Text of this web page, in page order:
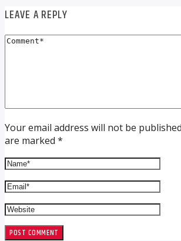
LEAVE A REPLY
Your email address will not be
are marked *